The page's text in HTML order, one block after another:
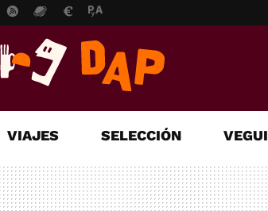
VIAJES SELECCIÓN VEGUI